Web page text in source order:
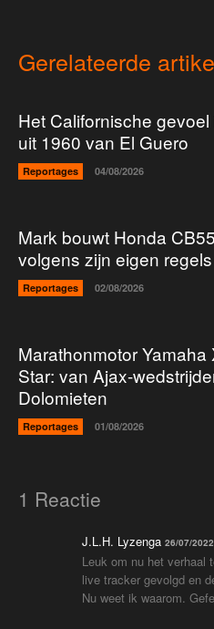
Gerelateerde
Het Californische
uit 1960 van El Guero
Reportages 04/08/2026
Mark bouwt Honda
volgens zijn eigen regels
Reportages 02/08/2026
Marathonmotor
Star: van Ajax-
Dolomieten
Reportages 01/08/2026
1 Reactie
J.L.H. Lyzenga 26/07/
Leuk om nu het verhaal
live tracker gevolgd en
Nu weet ik waarom.